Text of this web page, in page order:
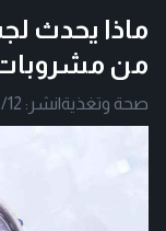
ماذا يحدث
من مشروبات
صحة وتغذية|نشر: 12